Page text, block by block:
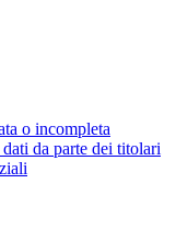
o incompleta
da parte dei titolari